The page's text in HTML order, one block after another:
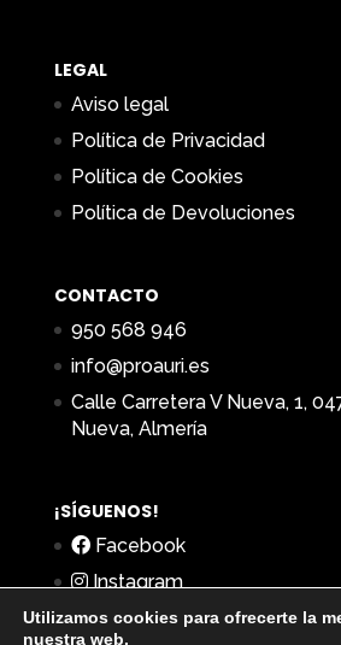
LEGAL
Aviso legal
Política de Privacidad
Política de Cookies
Política de Devoluciones
CONTACTO
950 568 946
info@proauri.es
Calle Carretera V Nueva, 1,
Nueva, Almería
¡SÍGUENOS!
Facebook
Instagram
Utilizamos cookies para ofrecerte la
nuestra web.